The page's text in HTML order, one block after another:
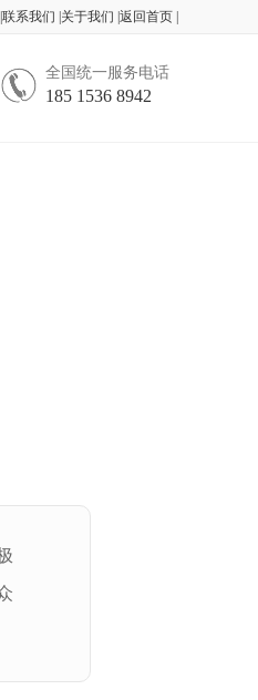
联系我们 关于我们 返回首页
全国统一服务电话
185 1536 8942